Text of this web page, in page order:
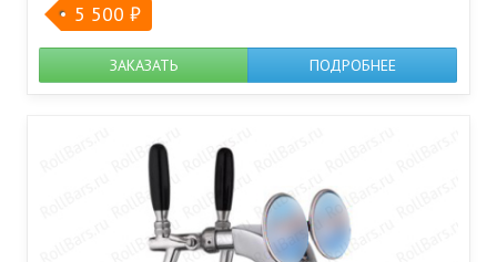
5 500 ₽
ЗАКАЗАТЬ ПОДРОБНЕЕ